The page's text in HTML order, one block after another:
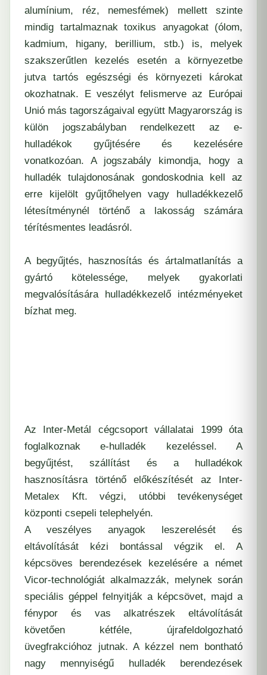
alumínium, réz, nemesfémek) mellett szinte
mindig tartalmaznak toxikus anyagokat (ólom,
kadmium, higany, berillium, stb.) is, melyek
szakszerűtlen kezelés esetén a környezetbe
jutva tartós egészségi és környezeti károkat
okozhatnak. E veszélyt felismerve az Európai
Unió más tagországaival együtt Magyarország is
külön jogszabályban rendelkezett az e-
hulladékok gyűjtésére és kezelésére
vonatkozóan. A jogszabály kimondja, hogy a
hulladék tulajdonosának gondoskodnia kell az
erre kijelölt gyűjtőhelyen vagy hulladékkezelő
létesítménynél történő a lakosság számára
térítésmentes leadásról.
A begyűjtés, hasznosítás és ártalmatlanítás a
gyártó kötelessége, melyek gyakorlati
megvalósítására hulladékkezelő intézményeket
bízhat meg.
Az Inter-Metál cégcsoport vállalatai 1999 óta
foglalkoznak e-hulladék kezeléssel. A
begyűjtést, szállítást és a hulladékok
hasznosításra történő előkészítését az Inter-
Metalex Kft. végzi, utóbbi tevékenységet
központi csepeli telephelyén.
A veszélyes anyagok leszerelését és
eltávolítását kézi bontással végzik el. A
képcsöves berendezések kezelésére a német
Vicor-technológiát alkalmazzák, melynek során
speciális géppel felnyitják a képcsövet, majd a
fénypor és vas alkatrészek eltávolítását
követően kétféle, újrafeldolgozható
üvegfrakcióhoz jutnak. A kézzel nem bontható
nagy mennyiségű hulladék berendezések